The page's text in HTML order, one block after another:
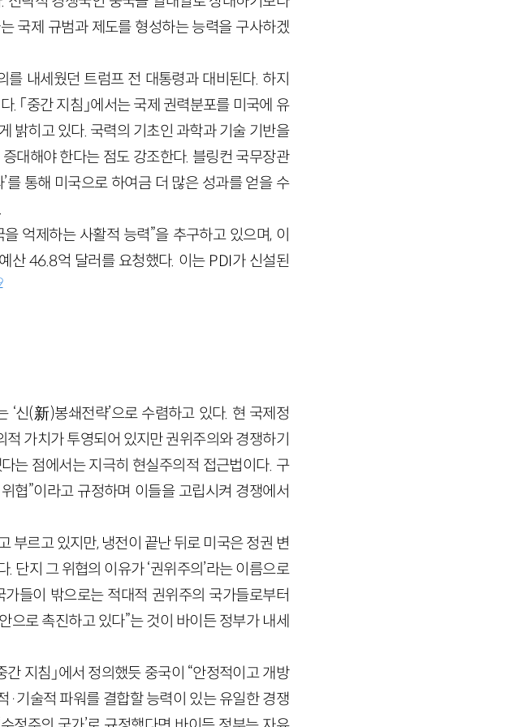
국제 규범과 제도를 형성하는 능력을 구사하겠
내세웠던 트럼프 전 대통령과 대비된다. 하지
「중간 지침」에서는 국제 권력분포를 미국에 유
밝히고 있다. 국력의 기초인 과학과 기술 기반을
대해야 한다는 점도 강조한다. 블링컨 국무장관
를 통해 미국으로 하여금 더 많은 성과를 얻을 수
억제하는 사활적 능력”을 추구하고 있으며, 이
산 46.8억 달러를 요청했다. 이는 PDI가 신설된
신(新)봉쇄전략’으로 수렴하고 있다. 현 국제정
가치가 투영되어 있지만 권위주의와 경쟁하기
는 점에서는 지극히 현실주의적 접근법이다. 구
협”이라고 규정하며 이들을 고립시켜 경쟁에서
부르고 있지만, 냉전이 끝난 뒤로 미국은 정권 변
단지 그 위협의 이유가 ‘권위주의’라는 이름으로
들이 밖으로는 적대적 권위주의 국가들로부터
으로 촉진하고 있다”는 것이 바이든 정부가 내세
지침」에서 정의했듯 중국이 “안정적이고 개방
기술적 파워를 결합할 능력이 있는 유일한 경쟁